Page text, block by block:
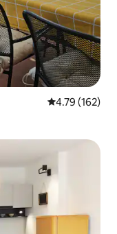
レビュー162
4.79 (162)